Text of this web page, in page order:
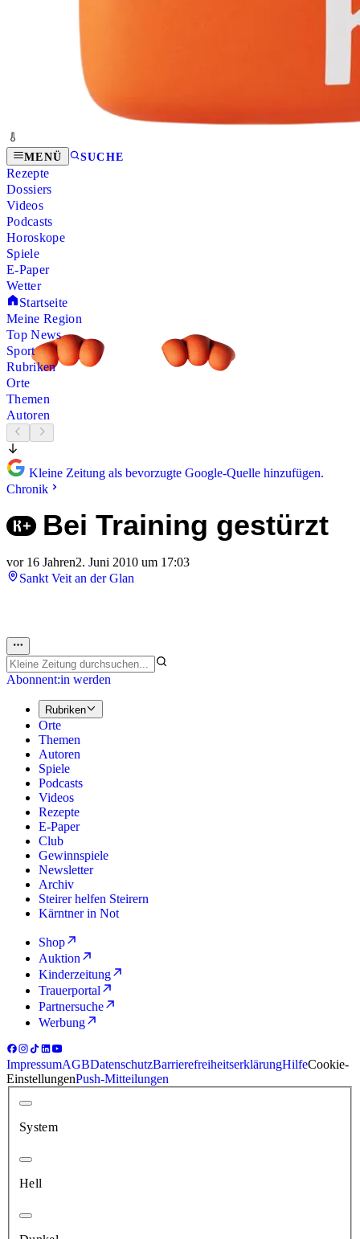
MENÜ SUCHE
Rezepte
Dossiers
Videos
Podcasts
Horoskope
Spiele
E-Paper
Wetter
Startseite
Meine Region
Top News
Sport
Rubriken
Orte
Themen
Autoren
Kleine Zeitung als bevorzugte Google-Quelle hinzufügen.
Chronik
Bei Training gestürzt
vor 16 Jahren2. Juni 2010 um 17:03
Sankt Veit an der Glan
Abonnent:in werden
Rubriken
Orte
Themen
Autoren
Spiele
Podcasts
Videos
Rezepte
E-Paper
Club
Gewinnspiele
Newsletter
Archiv
Steirer helfen Steirern
Kärntner in Not
Shop
Auktion
Kinderzeitung
Trauerportal
Partnersuche
Werbung
ImpressumAGBDatenschutzBarrierefreiheitserklärungHilfeCookie-
EinstellungenPush-Mitteilungen
System
Hell